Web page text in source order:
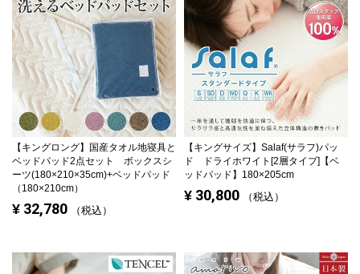
【キングロング】 国産タオル地寝具と
ベッドパッド2点セット ボックスシ
ーツ(180×210×35cm)+ベッドパッド
（180×210cm）
¥ 32,780 税込
【キングサイズ】 Salaf(サラフ)パッ
ド ドライホワイト[2層タイプ]【ベ
ッドパッド】180×205cm
¥ 30,800 税込